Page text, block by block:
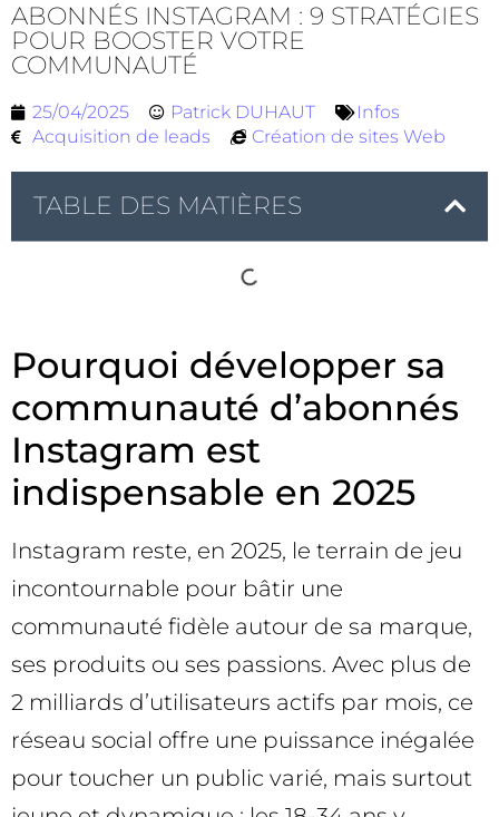
ABONNÉS INSTAGRAM : 9 STRATÉGIES
POUR BOOSTER VOTRE
COMMUNAUTÉ
25/04/2025 Patrick DUHAUT
Infos
Acquisition de leads
Création de sites Web
TABLE DES MATIÈRES
Pourquoi développer sa
communauté d’abonnés
Instagram est
indispensable en 2025
Instagram reste, en 2025, le terrain de jeu
incontournable pour bâtir une
communauté fidèle autour de sa marque,
ses produits ou ses passions. Avec plus de
2 milliards d’utilisateurs actifs par mois, ce
réseau social offre une puissance inégalée
pour toucher un public varié, mais surtout